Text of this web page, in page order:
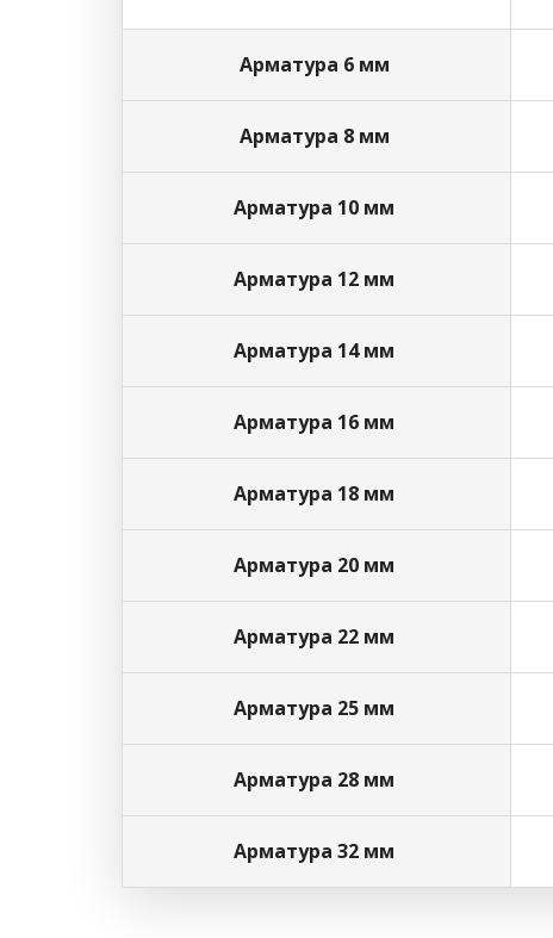
Арматура 6 мм
Арматура 8 мм
Арматура 10 мм
Арматура 12 мм
Арматура 14 мм
Арматура 16 мм
Арматура 18 мм
Арматура 20 мм
Арматура 22 мм
Арматура 25 мм
Арматура 28 мм
Арматура 32 мм